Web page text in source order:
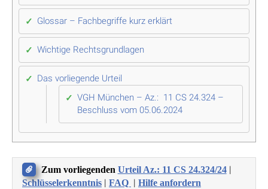
Glossar – Fachbegriffe kurz erklärt
Wichtige Rechtsgrundlagen
Das vorliegende Urteil
VGH München – Az.: 11 CS 24.324 –
Beschluss vom 05.06.2024
Zum vorliegenden Urteil Az.: 11 CS 24.324/24|
Schlüsselerkenntnis | FAQ | Hilfe anfordern